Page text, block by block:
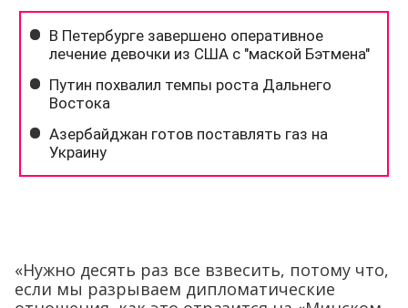
«Нужно десять раз все взвесить, потому что,
если мы разрываем дипломатические